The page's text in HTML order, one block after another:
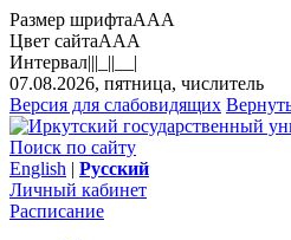
Размер шрифтаAAA
Цвет сайтаAAA
Интервал|||_||__|
07.08.2026, пятница, числитель
Версия для слабовидящих
Поиск по сайту
English | Русский
Личный кабинет
Расписание